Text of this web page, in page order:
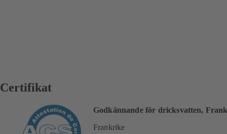
Certifikat
Godkännande för dricksvatten,
Frankrike